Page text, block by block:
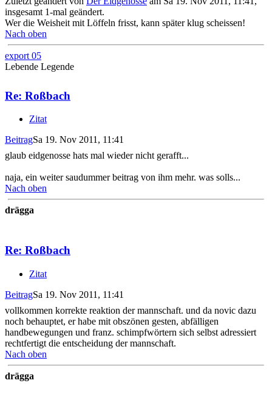
insgesamt 1-mal geändert.
Wer die Weisheit mit Löffeln frisst, kann später klug scheissen!
Nach oben
export 05
Lebende Legende
Re: Roßbach
Zitat
BeitragSa 19. Nov 2011, 11:41
glaub eidgenosse hats mal wieder nicht gerafft...
naja, ein weiter saudummer beitrag von ihm mehr. was solls...
Nach oben
drägga
Re: Roßbach
Zitat
BeitragSa 19. Nov 2011, 11:41
vollkommen korrekte reaktion der mannschaft. und da novic dazu
noch behauptet, er habe mit obszönen gesten, abfälligen
handbewegungen und franz. schimpfwörtern sich selbst adressiert
rechtfertigt die entscheidung der mannschaft.
Nach oben
drägga